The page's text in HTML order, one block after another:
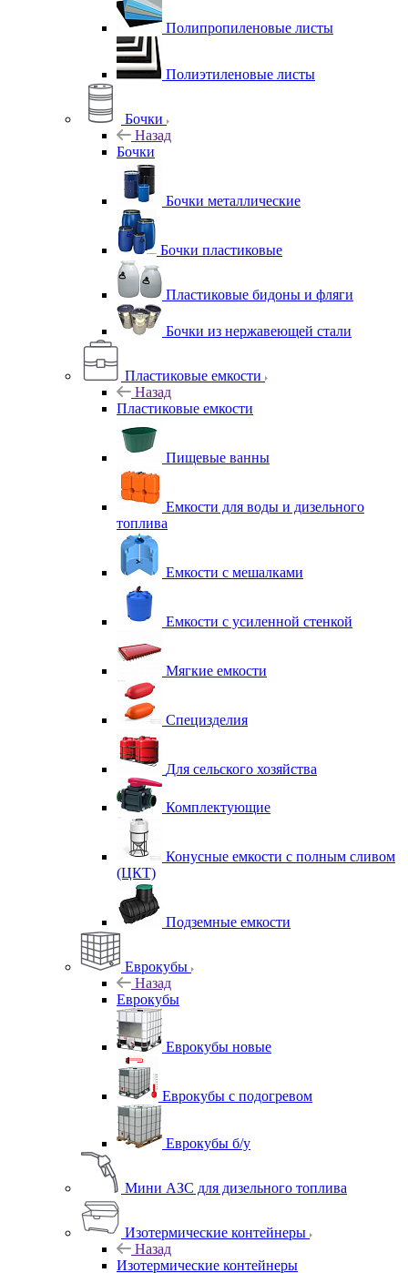
Полипропиленовые листы
Полиэтиленовые листы
Бочки
Назад
Бочки
Бочки металлические
Бочки пластиковые
Пластиковые бидоны и фляги
Бочки из нержавеющей стали
Пластиковые емкости
Назад
Пластиковые емкости
Пищевые ванны
Емкости для воды и дизельного
топлива
Емкости с мешалками
Емкости с усиленной стенкой
Мягкие емкости
Специзделия
Для сельского хозяйства
Комплектующие
Конусные емкости с полным сливом
(ЦКТ)
Подземные емкости
Еврокубы
Назад
Еврокубы
Еврокубы новые
Еврокубы с подогревом
Еврокубы б/у
Мини АЗС для дизельного топлива
Изотермические контейнеры
Назад
Изотермические контейнеры